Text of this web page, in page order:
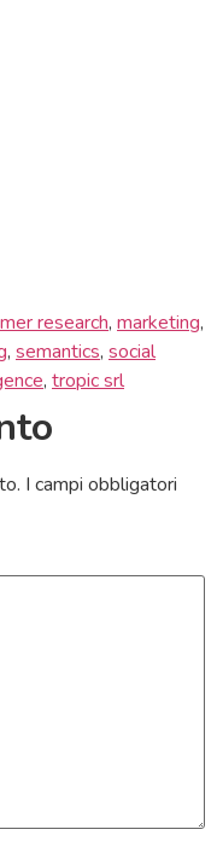
research, marketing,
, semantics, social
, tropic srl
I campi obbligatori